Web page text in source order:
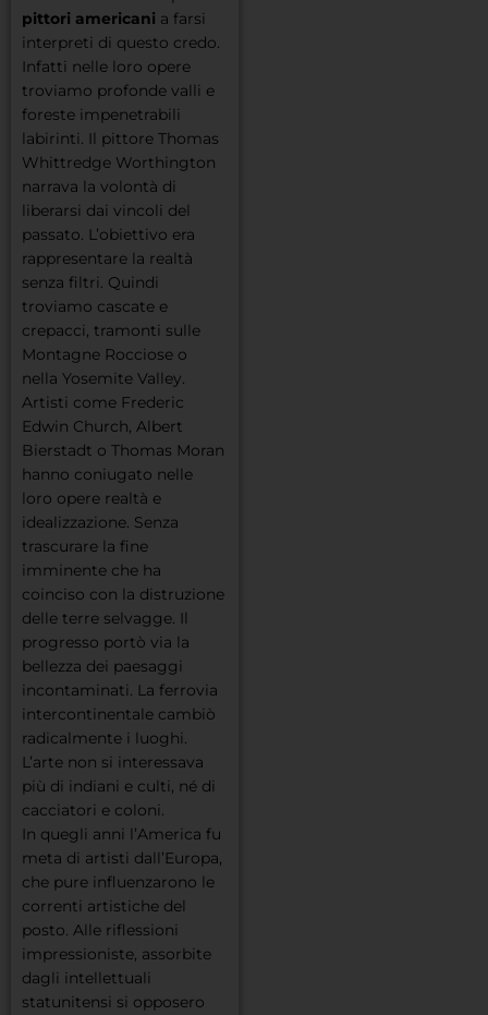
pittori americani a farsi
interpreti di questo credo.
Infatti nelle loro opere
troviamo profonde valli e
foreste impenetrabili
labirinti. Il pittore Thomas
Whittredge Worthington
narrava la volontà di
liberarsi dai vincoli del
passato. L’obiettivo era
rappresentare la realtà
senza filtri. Quindi
troviamo cascate e
crepacci, tramonti sulle
Montagne Rocciose o
nella Yosemite Valley.
Artisti come Frederic
Edwin Church, Albert
Bierstadt o Thomas Moran
hanno coniugato nelle
loro opere realtà e
idealizzazione. Senza
trascurare la fine
imminente che ha
coinciso con la distruzione
delle terre selvagge. Il
progresso portò via la
bellezza dei paesaggi
incontaminati. La ferrovia
intercontinentale cambiò
radicalmente i luoghi.
L’arte non si interessava
più di indiani e culti, né di
cacciatori e coloni.
In quegli anni l’America fu
meta di artisti dall’Europa,
che pure influenzarono le
correnti artistiche del
posto. Alle riflessioni
impressioniste, assorbite
dagli intellettuali
statunitensi si opposero